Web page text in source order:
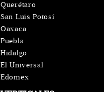
Querétaro
San Luis Potosí
Oaxaca
Puebla
Hidalgo
El Universal
Edomex